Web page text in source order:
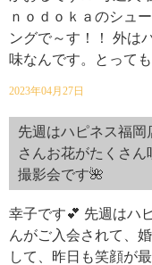
ｎｏｄｏｋａのシュ
ングで～す！！ 外は
味なんです。とって
2023年04月27日
先週はハピネス福
さんお花がたくさ
撮影会です🌺
幸子です💕 先週はハ
んがご入会されて、
して、昨日も笑顔が